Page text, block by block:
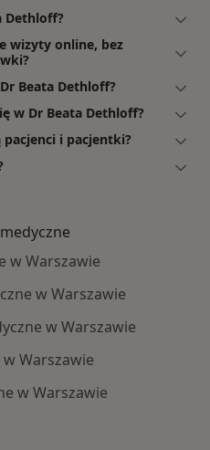
Dethloff?
wizyty online, bez
Beata Dethloff?
w Dr Beata Dethloff?
i pacjentki?
w Warszawie
w Warszawie
w Warszawie
Warszawie
w Warszawie